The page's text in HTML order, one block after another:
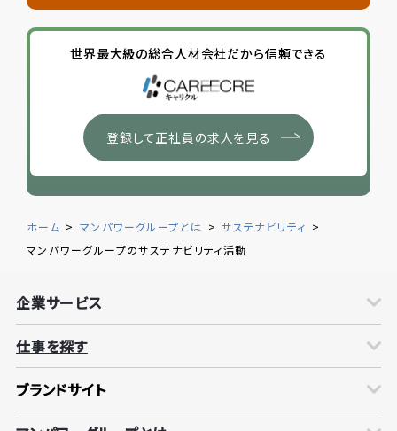
ホーム マンパワーグループとは
サステナビリティ
マンパワーグループのサステナビリティ活動
世界最大級の総合人材会社だから信頼できる
登録して正社員の求人を見る
企業サービス
仕事を探す
ブランドサイト